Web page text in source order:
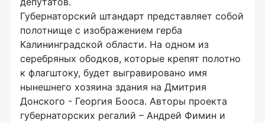
Губернаторский штандарт представляет собой
полотнище с изображением герба
Калининградской области. На одном из
серебряных ободков, которые крепят полотно
к флагштоку, будет выгравировано имя
нынешнего хозяина здания на Дмитрия
Донского - Георгия Бооса. Авторы проекта
губернаторских регалий – Андрей Фимин и